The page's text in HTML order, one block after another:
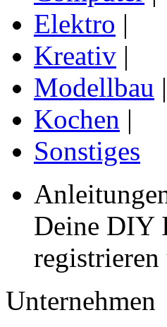
Elektro |
Kreativ |
Modellbau |
Kochen |
Sonstiges
Deine DIY
registrieren
Unternehmen